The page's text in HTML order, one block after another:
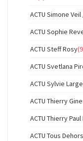
ACTU Simone
ACTU Sophie
ACTU Steff Rosy
ACTU Svetlana
ACTU Sylvie
ACTU Thierry
ACTU Thierry
ACTU Tous Dehors